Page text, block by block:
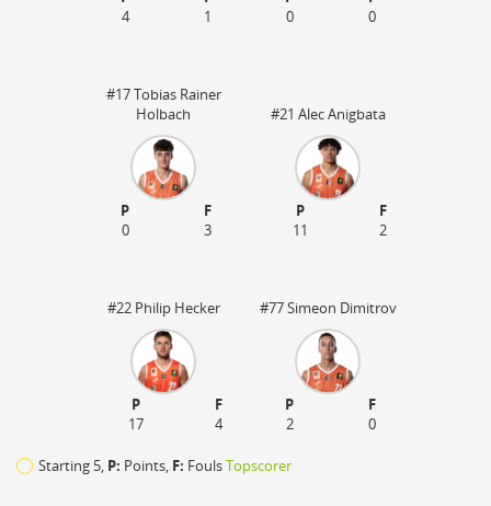
4
1
0
0
#17 Tobias Rainer
Holbach
P
F
0
3
#21 Alec Anigbata
P
F
11
2
#22 Philip Hecker
P
F
17
4
#77 Simeon Dimitrov
P
F
2
0
Starting 5, P: Points, F: FoulsTopscorer